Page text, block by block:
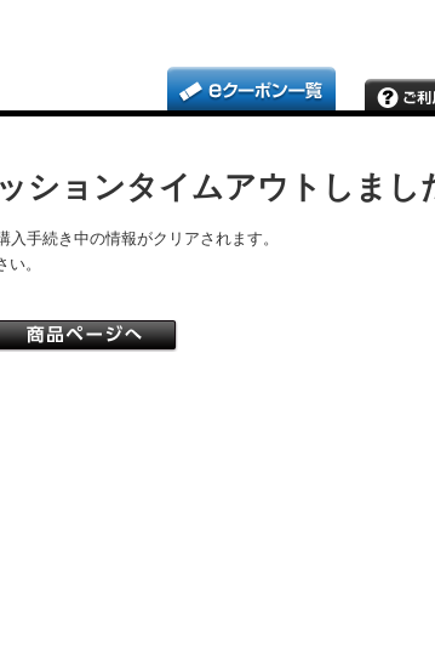
ションタイムアウトしまし
手続き中の情報がクリアされます。
。